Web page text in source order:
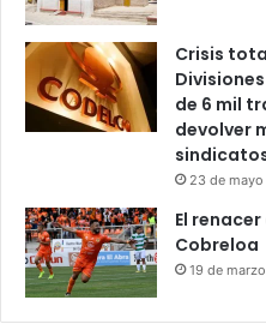
Crisis
de 6 mil
devolver
23 de
El
Cobreloa
19 de